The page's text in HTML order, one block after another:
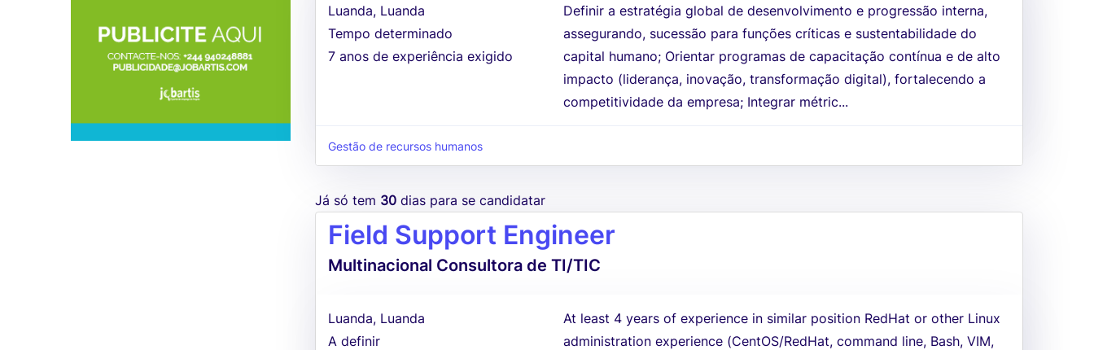
Luanda, Luanda
Tempo determinado
7 anos de experiência exigido
Definir a estratégia global de desenvolvimento e progressão interna,
assegurando, sucessão para funções críticas e sustentabilidade do
capital humano; Orientar programas de capacitação contínua e de alto
impacto (liderança, inovação, transformação digital), fortalecendo a
competitividade da empresa; Integrar métric...
Gestão de recursos humanos
Já só tem 30 dias para se candidatar
Field Support Engineer
Multinacional Consultora de TI/TIC
Luanda, Luanda
A definir
At least 4 years of experience in similar position RedHat or other Linux
administration experience (CentOS/RedHat, command line, Bash, VIM,